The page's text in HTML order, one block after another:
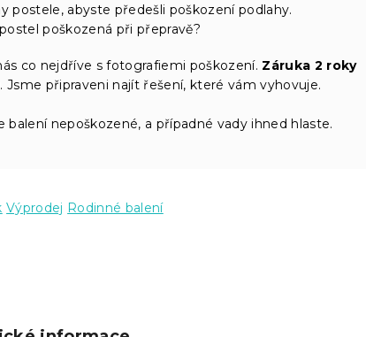
postele, abyste předešli poškození podlahy.
poškozená při přepravě?
co nejdříve s fotografiemi poškození. Záruka 2 roky
připraveni najít řešení, které vám vyhovuje.
nepoškozené, a případné vady ihned hlaste.
Výprodej Rodinné balení